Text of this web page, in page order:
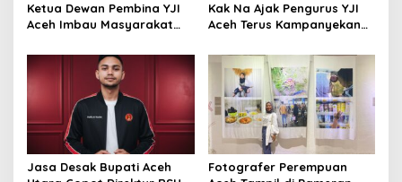
Ketua Dewan Pembina YJI
Aceh Imbau Masyarakat
Kak Na Ajak Pengurus YJI
Aceh Terus Kampanyekan
Jasa Desak Bupati Aceh
Fotografer Perempuan